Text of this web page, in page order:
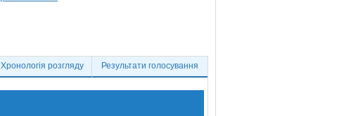
Хронологія розгляду Результати голосування